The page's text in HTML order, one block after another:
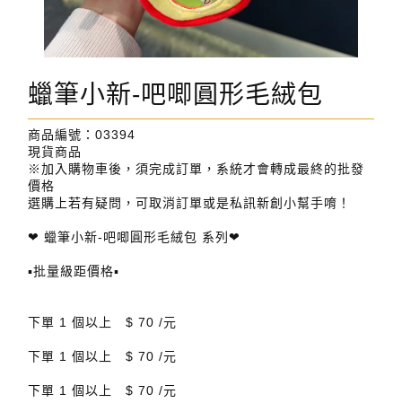
蠟筆小新-吧唧圓形毛絨包
商品編號：03394
現貨商品
※加入購物車後，須完成訂單，系統才會轉成最終的批發
價格
選購上若有疑問，可取消訂單或是私訊新創小幫手唷！
❤ 蠟筆小新-吧唧圓形毛絨包 系列❤
▪批量級距價格▪
下單 1 個以上 $ 70 /元
下單 1 個以上 $ 70 /元
下單 1 個以上 $ 70 /元